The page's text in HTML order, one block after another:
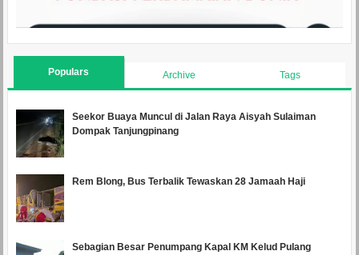
Populars Archive Tags
Seekor Buaya Muncul di Jalan Raya Aisyah Sulaiman
Dompak Tanjungpinang
Rem Blong, Bus Terbalik Tewaskan 28 Jamaah Haji
Sebagian Besar Penumpang Kapal KM Kelud Pulang